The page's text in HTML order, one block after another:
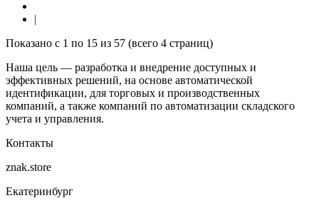
|
Показано с 1 по 15 из 57 (всего 4 страниц)
Наша цель — разработка и внедрение доступных и
эффективных решений, на основе автоматической
идентификации, для торговых и производственных
компаний, а также компаний по автоматизации складского
учета и управления.
Контакты
znak.store
Екатеринбург